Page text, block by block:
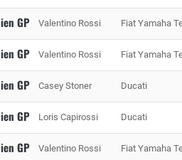
den Tschechien-GP
konnte, einmal noch vor
nach MotoGP-Erfolgen
den beiden Ikonen abgesehen
nur Casey Stoner, Jorge
(je 2x) mehrfach in Brünn
MotoGP-Konstrukteur in
Siegen, gefolgt von Yamaha mit
GP Valentino Rossi Fiat Yamaha
GP Valentino Rossi Fiat Yamaha
GP Casey Stoner Ducati
GP Loris Capirossi Ducati
GP Valentino Rossi Fiat Yamaha